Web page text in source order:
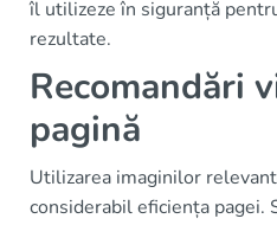
îl utilizeze în siguranță
rezultate.
Recomandări
pagină
Utilizarea imaginilor
considerabil eficiența pagei.